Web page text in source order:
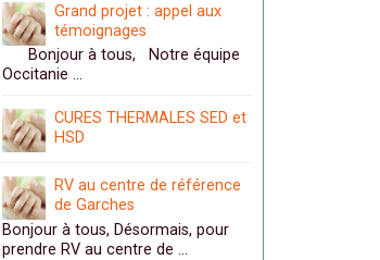
Grand projet : appel aux
témoignages
Bonjour à tous, Notre équipe
Occitanie …
CURES THERMALES SED et
HSD
RV au centre de référence
de Garches
Bonjour à tous, Désormais, pour
prendre RV au centre de …